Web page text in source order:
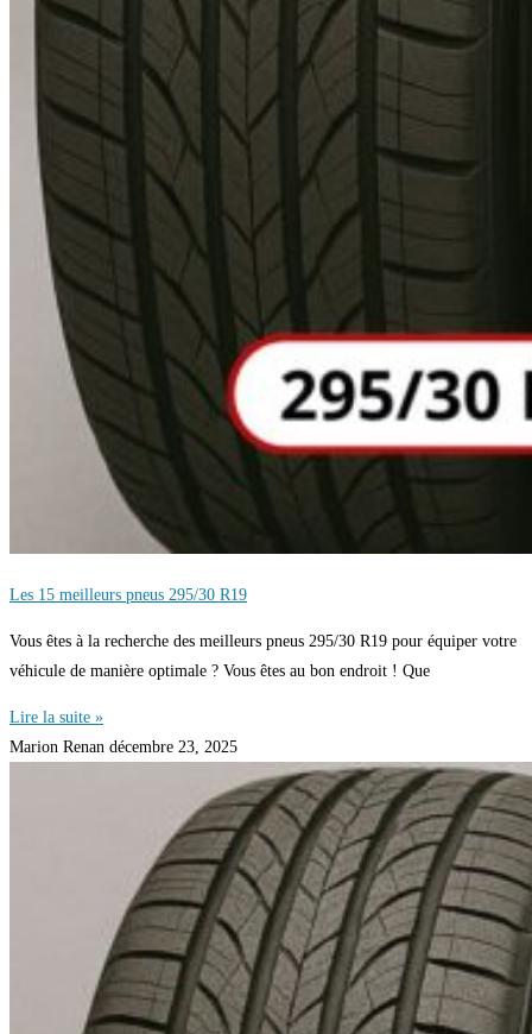
Les 15 meilleurs pneus 295/30 R19
Vous êtes à la recherche des meilleurs pneus 295/30 R19 pour équiper votre
véhicule de manière optimale ? Vous êtes au bon endroit ! Que
Lire la suite »
Marion Renan décembre 23, 2025